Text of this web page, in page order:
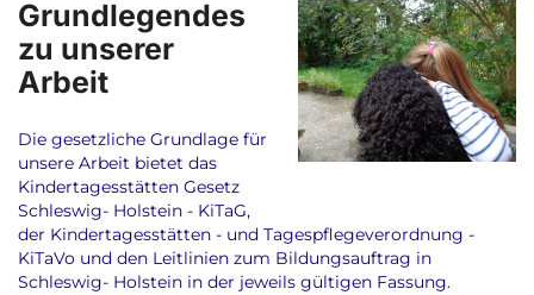
Grundlegendes
zu unserer
Arbeit
Die gesetzliche Grundlage für
unsere Arbeit bietet das
Kindertagesstätten Gesetz
Schleswig- Holstein - KiTaG,
der Kindertagesstätten - und Tagespflegeverordnung -
KiTaVo und den Leitlinien zum Bildungsauftrag in
Schleswig- Holstein in der jeweils gültigen Fassung.